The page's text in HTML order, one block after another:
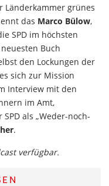
Länderkammer grünes
das Marco Bülow,
SPD im höchsten
Buch
den Lockungen der
sich zur Mission
Interview mit den
im Amt,
als „Weder-noch-
.
verfügbar.